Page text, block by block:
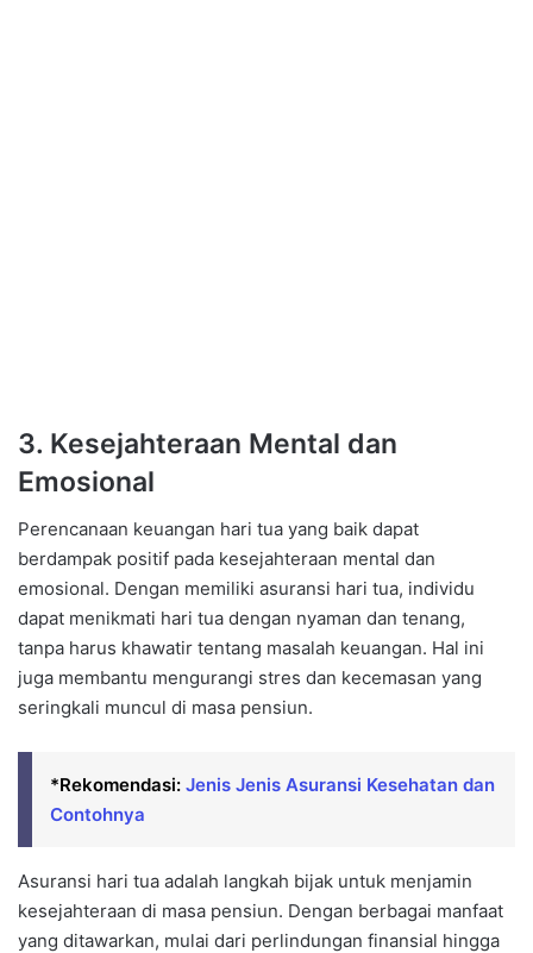
3. Kesejahteraan Mental dan
Emosional
Perencanaan keuangan hari tua yang baik dapat
berdampak positif pada kesejahteraan mental dan
emosional. Dengan memiliki asuransi hari tua, individu
dapat menikmati hari tua dengan nyaman dan tenang,
tanpa harus khawatir tentang masalah keuangan. Hal ini
juga membantu mengurangi stres dan kecemasan yang
seringkali muncul di masa pensiun.
*Rekomendasi: Jenis Jenis Asuransi Kesehatan dan
Contohnya
Asuransi hari tua adalah langkah bijak untuk menjamin
kesejahteraan di masa pensiun. Dengan berbagai manfaat
yang ditawarkan, mulai dari perlindungan finansial hingga